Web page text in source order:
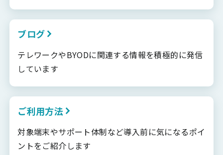
ブログ
テレワークやBYODに関連する情報を積極的に発信
しています
ご利用方法
対象端末やサポート体制など導入前に気になるポイ
ントをご紹介します